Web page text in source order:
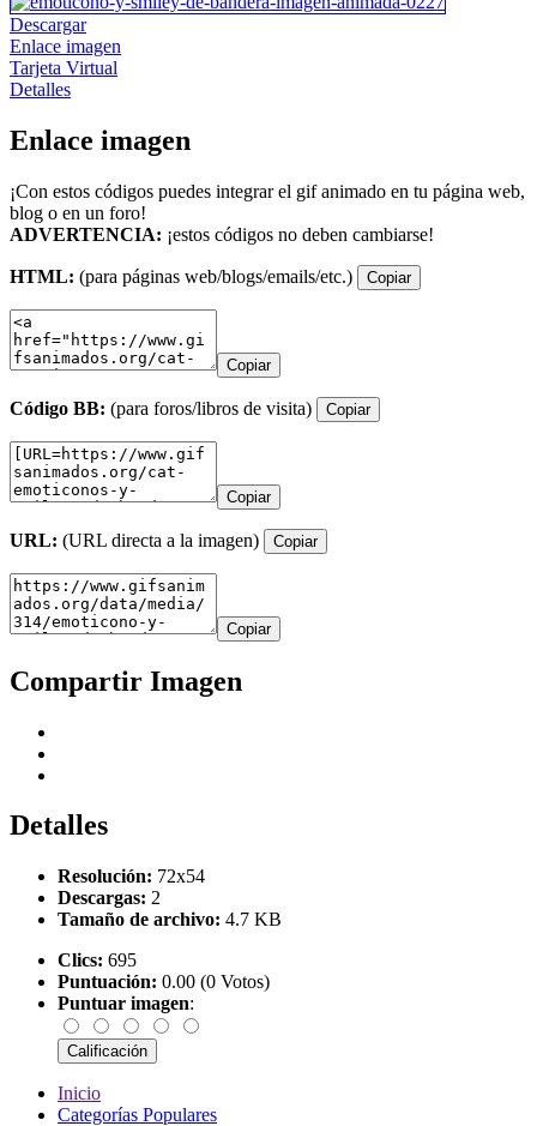
Descargar
Enlace imagen
Tarjeta Virtual
Detalles
Enlace imagen
¡Con estos códigos puedes integrar el gif animado en tu página web,
blog o en un foro!
ADVERTENCIA: ¡estos códigos no deben cambiarse!
HTML: (para páginas web/blogs/emails/etc.) Copiar
Copiar
Código BB: (para foros/libros de visita) Copiar
Copiar
URL: (URL directa a la imagen) Copiar
Copiar
Compartir Imagen
Detalles
Resolución: 72x54
Descargas: 2
Tamaño de archivo: 4.7 KB
Clics: 695
Puntuación: 0.00 (0 Votos)
Puntuar imagen:
Inicio
Categorías Populares